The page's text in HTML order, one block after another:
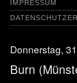
IMPRESSUM
Donnerstag,
Burn